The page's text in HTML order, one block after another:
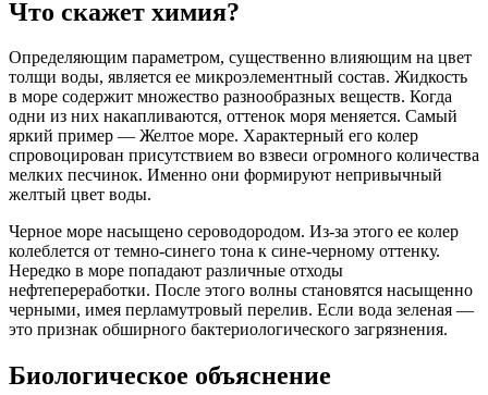
Что скажет химия?
Определяющим параметром, существенно влияющим на цвет
толщи воды, является ее микроэлементный состав. Жидкость
в море содержит множество разнообразных веществ. Когда
одни из них накапливаются, оттенок моря меняется. Самый
яркий пример — Желтое море. Характерный его колер
спровоцирован присутствием во взвеси огромного количества
мелких песчинок. Именно они формируют непривычный
желтый цвет воды.
Черное море насыщено сероводородом. Из-за этого ее колер
колеблется от темно-синего тона к сине-черному оттенку.
Нередко в море попадают различные отходы
нефтепереработки. После этого волны становятся насыщенно
черными, имея перламутровый перелив. Если вода зеленая —
это признак обширного бактериологического загрязнения.
Биологическое объяснение